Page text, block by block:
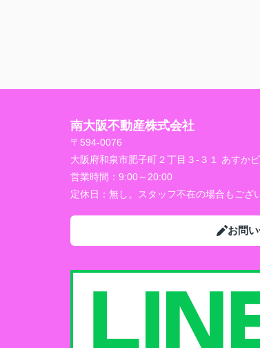
南大阪不動産株式会社
〒594-0076
大阪府和泉市肥子町２丁目３-３１ あすか
営業時間： 9:00～20:00
定休日： 無し。スタッフ不在の場合もござ
お問